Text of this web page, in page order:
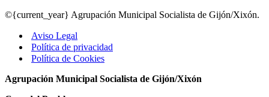
©{current_year} Agrupación Municipal Socialista de Gijón/Xixón.
Aviso Legal
Política de privacidad
Política de Cookies
Agrupación Municipal Socialista de Gijón/Xixón